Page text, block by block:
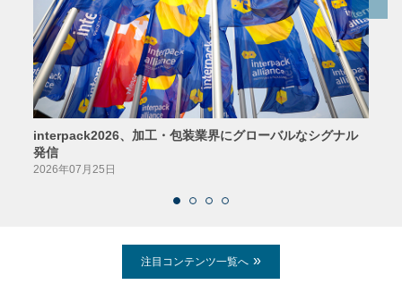
interpack2026、加工・包装業界にグローバルなシグナル
発信
2026年07月25日
注目コンテンツ一覧へ